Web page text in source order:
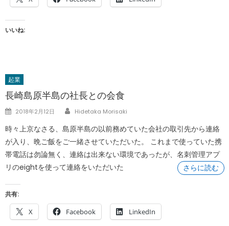
いいね:
起業
長崎島原半島の社長との会食
Posted
2018年2月12日 Author
Hidetaka Morisaki
時々上京なさる、島原半島の以前務めていた会社の取引先から連絡
が入り、晩ご飯をご一緒させていただいた。 これまで使っていた携
帯電話は勿論無く、連絡は出来ない環境であったが、名刺管理アプ
リのeightを使って連絡をいただいた
さらに読む
共有:
X Facebook LinkedIn